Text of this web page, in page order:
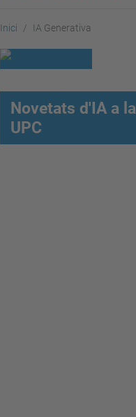
Inici IA Generativa
Novetats d'IA a la
UPC